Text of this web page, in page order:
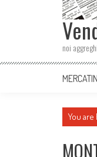
noi
You are